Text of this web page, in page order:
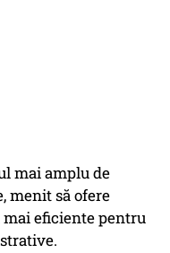
mai amplu de
menit să ofere
eficiente pentru